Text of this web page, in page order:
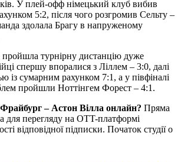
У плей-офф німецький клуб вибив
5:2, після чого розгромив Сельту –
здолала Брагу в напруженому
пройшла турнірну дистанцію дуже
спершу впоралися з Ліллем – 3:0, далі
із сумарним рахунком 7:1, а у півфіналі
пройшли Ноттінгем Форест – 4:1.
– Астон Вілла онлайн? Пряма
для перегляду на OTT-платформі
відповідної підписки. Початок студії о